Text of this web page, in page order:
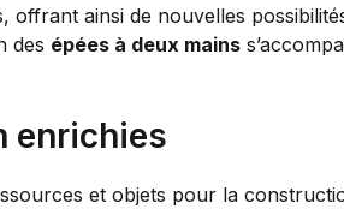
offrant ainsi de nouvelles
des épées à deux mains
enrichies
et objets pour la